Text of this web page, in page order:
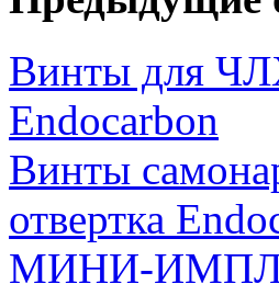
Винты для
Endocarbon
Винты
отвертка
МИНИ-